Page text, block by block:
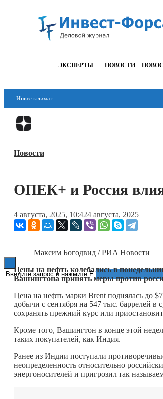
ЭКСПЕРТЫ НОВОСТИ
Инвестклимат
Финансы
Блокчейн
ESG
Новости
ОПЕК+ и Россия
4 августа, 2025, 10:424 августа, 2025
Максим Богодвид / РИА Новости
Цены на нефть колебались в
Вашингтона принять меры против
Цена на нефть марки Brent поднялась до
добычи с сентября на 547 тыс. баррелей в
сохранять прежний курс или
Кроме того, Вашингтон в конце этой
таких покупателей, как Индия.
Ранее из Индии поступали
неопределенность относительно
энергоносителей и пригрозил так